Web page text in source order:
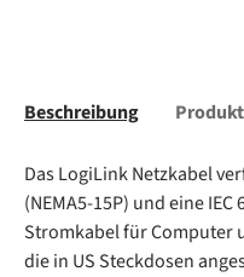
Beschreibung
Das LogiLink Netzkabel
(NEMA5-15P) und eine
Stromkabel für Computer
die in US Steckdosen